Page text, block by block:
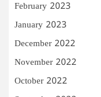
February 2023
January 2023
December 2022
November 2022
October 2022